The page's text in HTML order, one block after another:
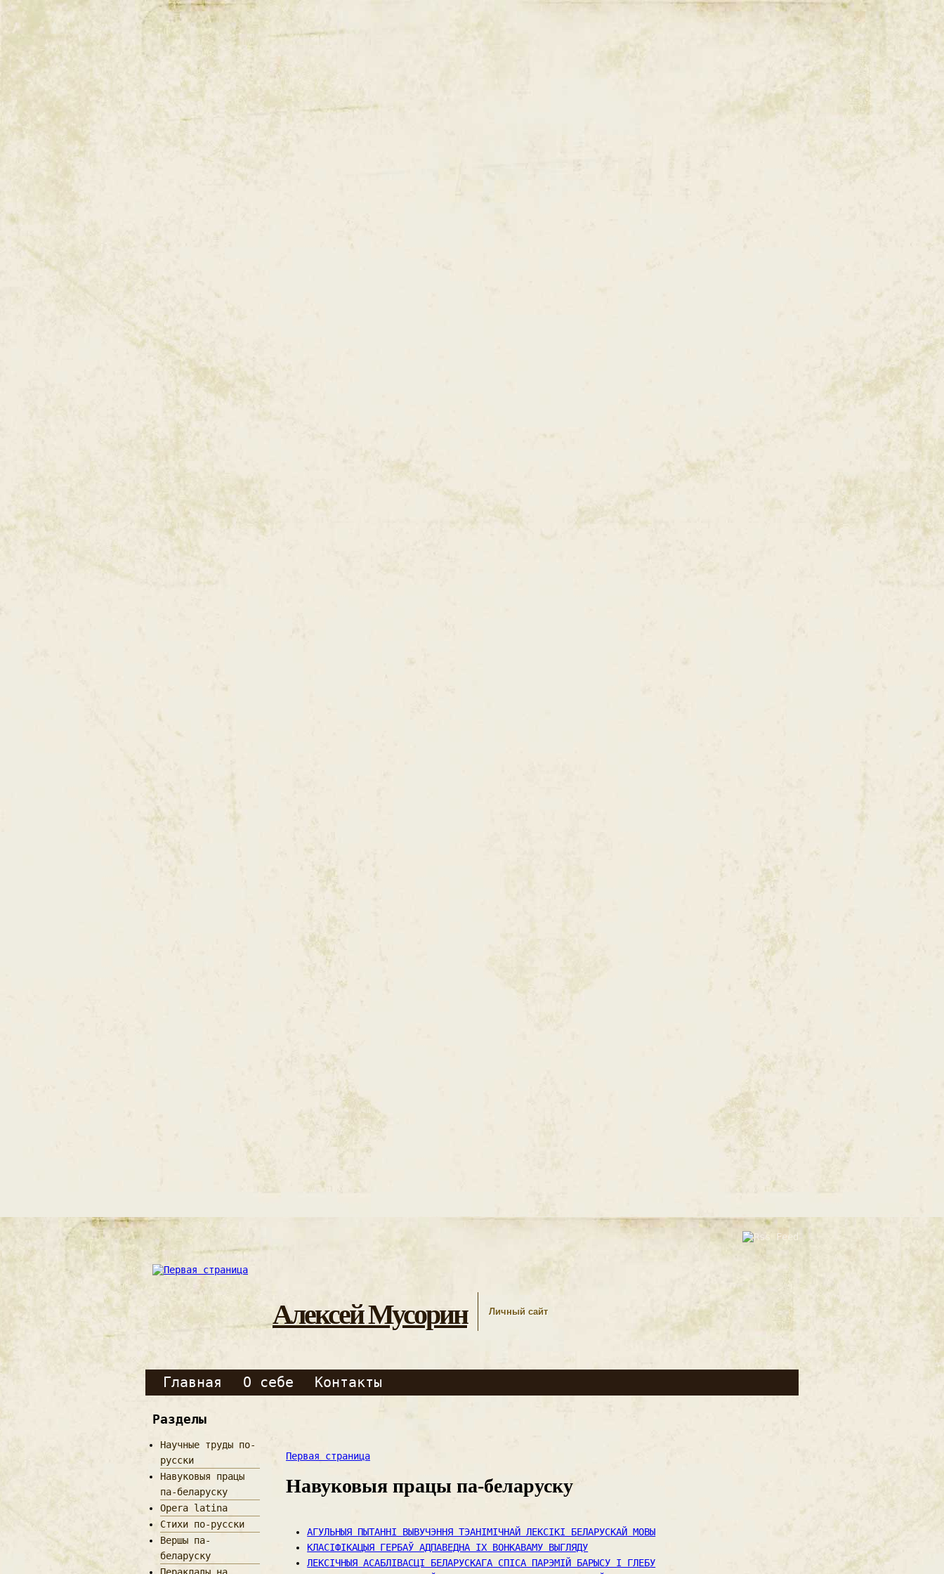
Алексей Мусорин Личный сайт
Главная О себе Контакты
Разделы
Научные труды по-
русски
Навуковыя працы
па-беларуску
Opera latina
Стихи по-русски
Вершы па-
беларуску
Первая страница
Навуковыя працы па-беларуску
АГУЛЬНЫЯ ПЫТАННІ ВЫВУЧЭННЯ ТЭАНІМІЧНАЙ ЛЕКСІКІ БЕЛАРУСКАЙ МОВЫ
КЛАСІФІКАЦЫЯ ГЕРБАЎ АДПАВЕДНА ІХ ВОНКАВАМУ ВЫГЛЯДУ
ЛЕКСІЧНЫЯ АСАБЛІВАСЦІ БЕЛАРУСКАГА СПІСА ПАРЭМІЙ БАРЫСУ І ГЛЕБУ